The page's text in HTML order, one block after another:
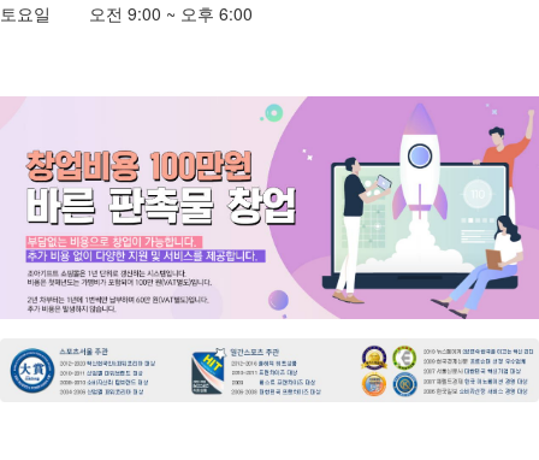
토요일 오전 9:00 ~ 오후 6:00